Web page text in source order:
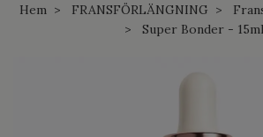
Hem FRANSFÖRLÄNGNING
Super Bonder - 15ml